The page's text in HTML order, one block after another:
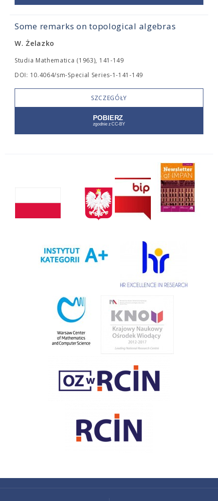
Some remarks on topological algebras
W. Żelazko
Studia Mathematica (1963), 141-149
DOI: 10.4064/sm-Special Series-1-141-149
SZCZEGÓŁY